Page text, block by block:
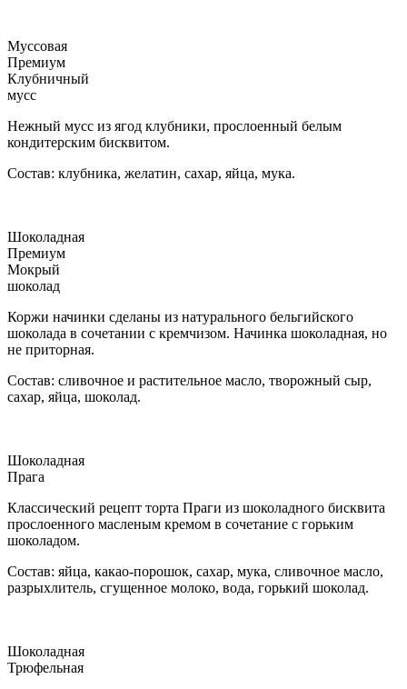
Муссовая
Премиум
Клубничный
мусс
Нежный мусс из ягод клубники, прослоенный белым
кондитерским бисквитом.
Состав: клубника, желатин, сахар, яйца, мука.
Шоколадная
Премиум
Мокрый
шоколад
Коржи начинки сделаны из натурального бельгийского
шоколада в сочетании с кремчизом. Начинка шоколадная, но
не приторная.
Состав: сливочное и растительное масло, творожный сыр,
сахар, яйца, шоколад.
Шоколадная
Прага
Классический рецепт торта Праги из шоколадного бисквита
прослоенного масленым кремом в сочетание с горьким
шоколадом.
Состав: яйца, какао-порошок, сахар, мука, сливочное масло,
разрыхлитель, сгущенное молоко, вода, горький шоколад.
Шоколадная
Трюфельная